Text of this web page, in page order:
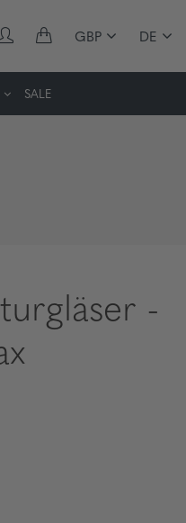
GBP DE
SALE
-